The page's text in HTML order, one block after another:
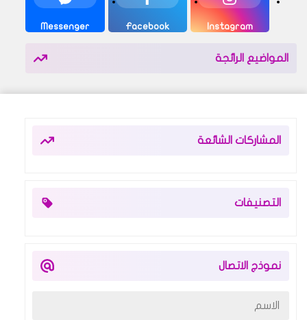
Instagram
Facebook
Messenger
المواضيع الرائجة
المشاركات الشائعة
التصنيفات
نموذج الاتصال